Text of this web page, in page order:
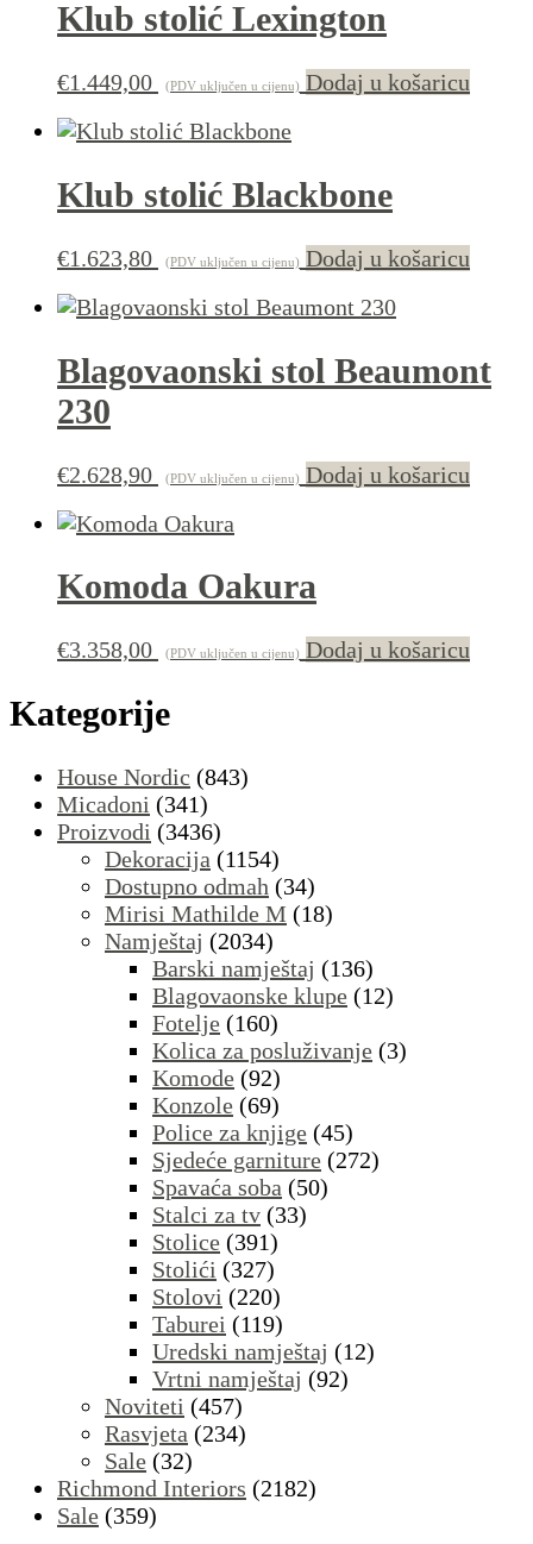
Klub stolić Lexington
€1.449,00 (PDV uključen u cijenu) Dodaj u košaricu
Klub stolić Blackbone
€1.623,80 (PDV uključen u cijenu) Dodaj u košaricu
Blagovaonski stol Beaumont
230
€2.628,90 (PDV uključen u cijenu) Dodaj u košaricu
Komoda Oakura
€3.358,00 (PDV uključen u cijenu) Dodaj u košaricu
Kategorije
House Nordic (843)
Micadoni (341)
Proizvodi (3436)
Dekoracija (1154)
Dostupno odmah (34)
Mirisi Mathilde M (18)
Namještaj (2034)
Barski namještaj (136)
Blagovaonske klupe (12)
Fotelje (160)
Kolica za posluživanje (3)
Komode (92)
Konzole (69)
Police za knjige (45)
Sjedeće garniture (272)
Spavaća soba (50)
Stalci za tv (33)
Stolice (391)
Stolići (327)
Stolovi (220)
Taburei (119)
Uredski namještaj (12)
Vrtni namještaj (92)
Noviteti (457)
Rasvjeta (234)
Sale (32)
Richmond Interiors (2182)
Sale (359)